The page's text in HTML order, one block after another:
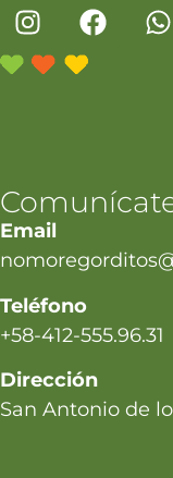
Email
Teléfono
+58-412-555.96.31
Dirección
San Antonio de